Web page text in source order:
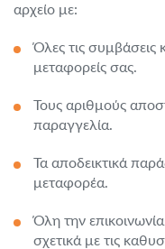
αρχείο με:
Όλες τις συμβάσεις
μεταφορείς σας.
Τους αριθμούς
παραγγελία.
Τα αποδεικτικά
μεταφορέα.
Όλη την
σχετικά με τις